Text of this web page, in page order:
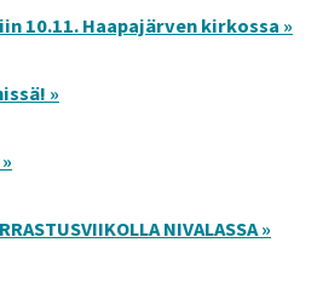
10.11. Haapajärven kirkossa »
»
NIVALASSA »